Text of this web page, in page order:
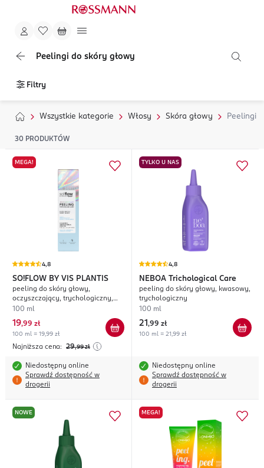
Peelingi do skóry głowy
Filtry
Wszystkie kategorie Włosy Skóra głowy Peelingi
30 PRODUKTÓW
MEGA!
4,8
SO!FLOW BY VIS PLANTIS
peeling do skóry głowy,
oczyszczający, trychologiczny,
każdy rodzaj włosów, zapach
tropikalnego
100 ml
19,99 zł
100 ml = 19,99 zł
Najniższa cena: 29,99 zł
Niedostępny online
Sprawdź dostępność w
drogerii
TYLKO U NAS
4,8
NEBOA Trichological Care
peeling do skóry głowy, kwasowy,
trychologiczny
100 ml
21 ,99 zł
100 ml = 21,99 zł
Niedostępny online
Sprawdź dostępność w
drogerii
NOWE MEGA!